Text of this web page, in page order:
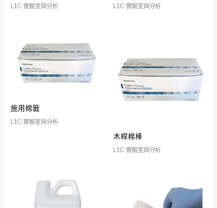
L1C-實驗室與分析 L1C-實驗室與分析
施用棉籤
L1C-實驗室與分析
木桿棉棒
L1C-實驗室與分析